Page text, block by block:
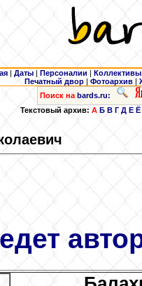
| Даты | Персоналии | Коллективы
Печатный двор |Фотоархив |
Поиск на bards.ru:
Текстовый архив:А Б В Г Д Е Ё